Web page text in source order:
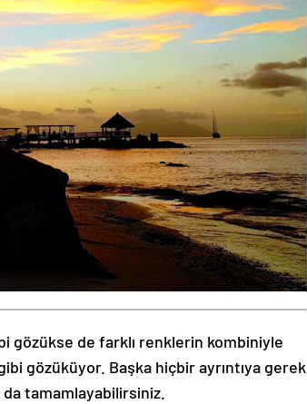
gözükse de farklı renklerin kombiniyle
gözüküyor. Başka hiçbir ayrıntıya gerek
tamamlayabilirsiniz.